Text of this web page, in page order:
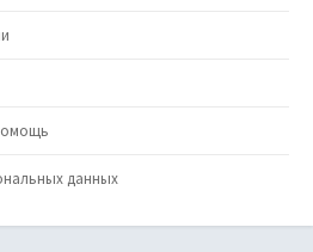
данных